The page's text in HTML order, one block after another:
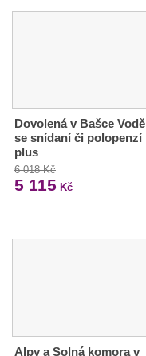
Dovolená v Bašce Vodě
se snídaní či polopenzí
plus
6 018 Kč
5 115 Kč
Alpy a Solná komora v